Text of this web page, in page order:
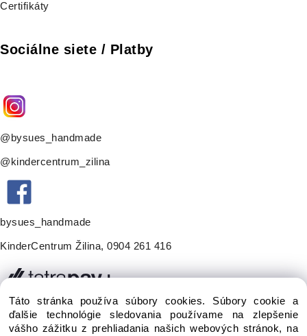
Certifikáty
Sociálne siete / Platby
@bysues_handmade
@kindercentrum_zilina
bysues_handmade
KinderCentrum Žilina, 0904 261 416
Táto stránka používa súbory cookies. Súbory cookie a
ďalšie technológie sledovania používame na zlepšenie
vášho zážitku z prehliadania našich webových stránok, na